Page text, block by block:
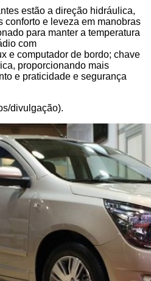
estão a direção hidráulica,
conforto e leveza em manobras
para manter a temperatura
com
e computador de bordo; chave
proporcionando mais
e praticidade e segurança
divulgação).